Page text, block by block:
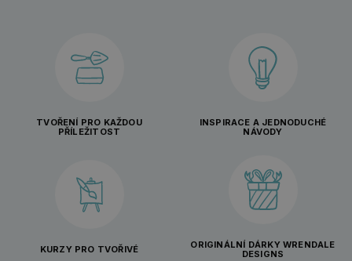
TVOŘENÍ PRO KAŽDOU
PŘÍLEŽITOST
INSPIRACE A JEDNODUCHÉ
NÁVODY
KURZY PRO TVOŘIVÉ
ORIGINÁLNÍ DÁRKY WRENDALE
DESIGNS